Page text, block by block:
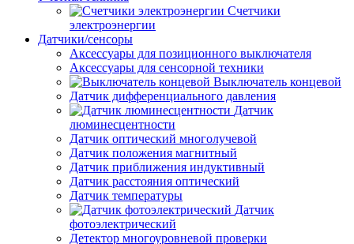
Счетчики
электроэнергии
Датчики/сенсоры
Аксессуары для позиционного выключателя
Аксессуары для сенсорной техники
Выключатель концевой
Датчик дифференциального давления
Датчик
люминесцентности
Датчик оптический многолучевой
Датчик положения магнитный
Датчик приближения индуктивный
Датчик расстояния оптический
Датчик температуры
Датчик
фотоэлектрический
Детектор многоуровневой проверки